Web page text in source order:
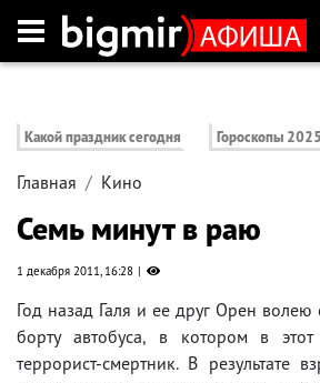
Какой праздник сегодня Гороскопы 2025
Главная Кино
Семь минут в раю
1 декабря 2011, 16:28
Год назад Галя и ее друг Орен волею
борту автобуса, в котором в
террорист-смертник. В результате